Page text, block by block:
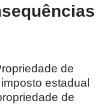
de
estadual
de